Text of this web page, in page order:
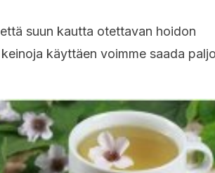
suun kautta otettavan hoidon
käyttäen voimme saada